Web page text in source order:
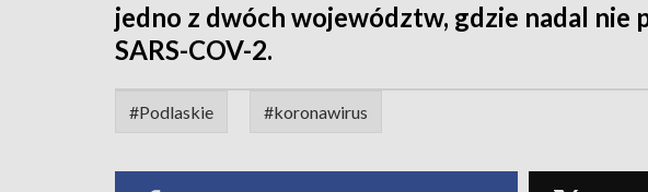
jedno z dwóch województw, gdzie nadal nie
SARS-COV-2.
#Podlaskie #koronawirus